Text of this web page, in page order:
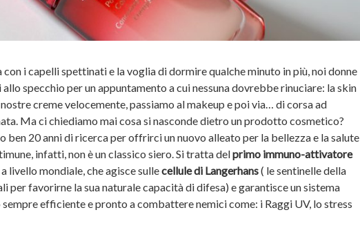
i capelli spettinati e la voglia di dormire qualche minuto in più, noi donne
specchio per un appuntamento a cui nessuna dovrebbe rinuciare: la skin
creme velocemente, passiamo al makeup e poi via… di corsa ad
Ma ci chiediamo mai cosa si nasconde dietro un prodotto cosmetico?
ben 20 anni di ricerca per offrirci un nuovo alleato per la bellezza e la salute
infatti, non è un classico siero. Si tratta delprimo immuno-attivatore
livello mondiale, che agisce sullecellule di Langerhans( le sentinelle della
per favorirne la sua naturale capacità di difesa) e garantisce un sistema
efficiente e pronto a combattere nemici come: i Raggi UV, lo stress